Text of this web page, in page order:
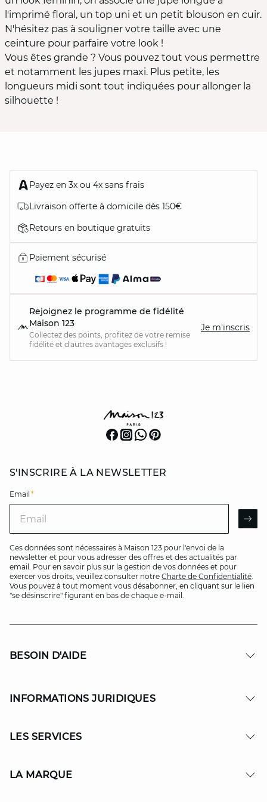
l'imprimé floral, un top uni et un petit blouson en cuir.
N'hésitez pas à souligner votre taille avec une
ceinture pour parfaire votre look !
Vous êtes grande ? Vous pouvez tout vous permettre
et notamment les jupes maxi. Plus petite, les
longueurs midi sont tout indiquées pour allonger la
silhouette !
Payez en 3x ou 4x sans frais
Livraison offerte à domicile dès 150€
Retours en boutique gratuits
Paiement sécurisé
Rejoignez le programme de fidélité
Maison 123
Collectez des points, profitez de votre remise
fidélité et d'autres avantages exclusifs !
Je m'inscris
S'INSCRIRE À LA NEWSLETTER
Email *
Ces données sont nécessaires à Maison 123 pour l'envoi de la
newsletter et pour vous adresser des offres et des actualités par
email. Pour en savoir plus sur la gestion de vos données et pour
exercer vos droits, veuillez consulter notre Charte de Confidentialité.
Vous pouvez à tout moment vous désabonner, en cliquant sur le lien
"se désinscrire" figurant en bas de chaque e-mail.
BESOIN D'AIDE
INFORMATIONS JURIDIQUES
LES SERVICES
LA MARQUE